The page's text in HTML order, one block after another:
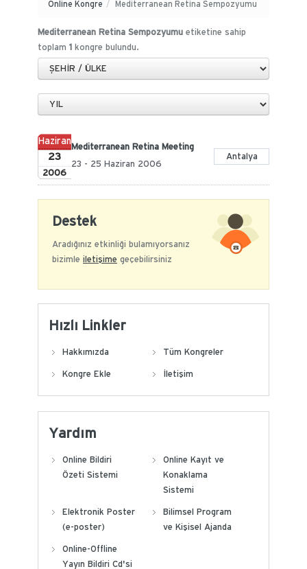
Online Kongre / Mediterranean Retina Sempozyumu
Mediterranean Retina Sempozyumu etiketine sahip
toplam 1 kongre bulundu.
Haziran
23
2006
Mediterranean Retina Meeting
23 - 25 Haziran 2006
Antalya
Destek
Aradığınız etkinliği bulamıyorsanız
bizimle iletişime geçebilirsiniz
Hızlı Linkler
Hakkımızda Tüm Kongreler
Kongre Ekle İletişim
Yardım
Online Bildiri
Özeti Sistemi
Online Kayıt ve
Konaklama
Sistemi
Elektronik Poster
(e-poster)
Bilimsel Program
ve Kişisel Ajanda
Online-Offline
Yayın Bildiri Cd'si